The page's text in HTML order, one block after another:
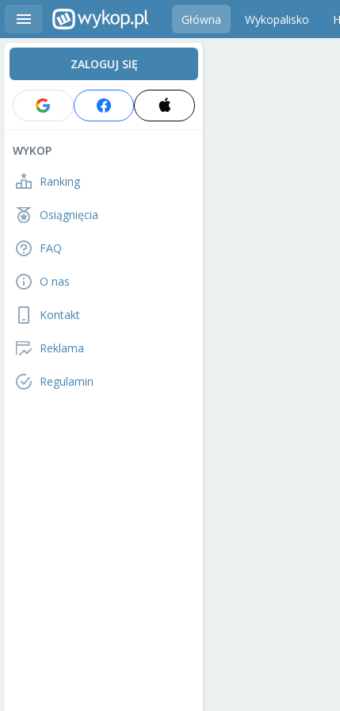
Główna Wykopalisko
ZALOGUJ SIĘ
WYKOP
Ranking
Osiągnięcia
FAQ
O nas
Kontakt
Reklama
Regulamin